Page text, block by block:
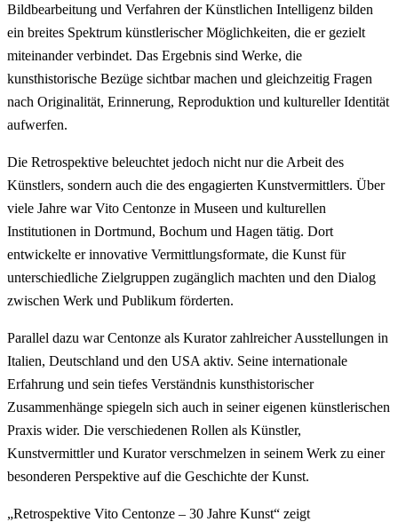
Bildbearbeitung und Verfahren der Künstlichen Intelligenz bilden
ein breites Spektrum künstlerischer Möglichkeiten, die er gezielt
miteinander verbindet. Das Ergebnis sind Werke, die
kunsthistorische Bezüge sichtbar machen und gleichzeitig Fragen
nach Originalität, Erinnerung, Reproduktion und kultureller Identität
aufwerfen.
Die Retrospektive beleuchtet jedoch nicht nur die Arbeit des
Künstlers, sondern auch die des engagierten Kunstvermittlers. Über
viele Jahre war Vito Centonze in Museen und kulturellen
Institutionen in Dortmund, Bochum und Hagen tätig. Dort
entwickelte er innovative Vermittlungsformate, die Kunst für
unterschiedliche Zielgruppen zugänglich machten und den Dialog
zwischen Werk und Publikum förderten.
Parallel dazu war Centonze als Kurator zahlreicher Ausstellungen in
Italien, Deutschland und den USA aktiv. Seine internationale
Erfahrung und sein tiefes Verständnis kunsthistorischer
Zusammenhänge spiegeln sich auch in seiner eigenen künstlerischen
Praxis wider. Die verschiedenen Rollen als Künstler,
Kunstvermittler und Kurator verschmelzen in seinem Werk zu einer
besonderen Perspektive auf die Geschichte der Kunst.
„Retrospektive Vito Centonze – 30 Jahre Kunst“ zeigt